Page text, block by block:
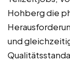
Hohberg die
und